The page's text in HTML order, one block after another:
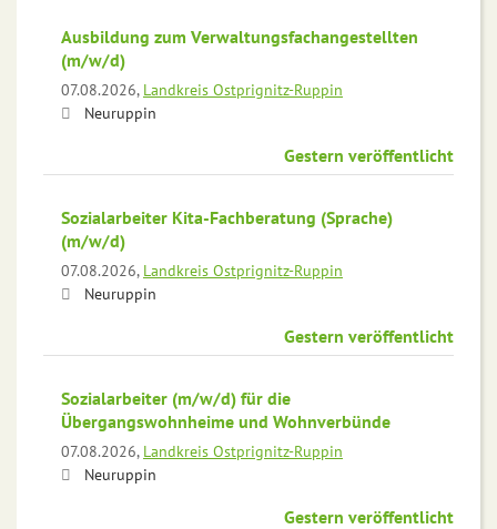
Ausbildung zum Verwaltungsfachangestellten
(m/w/d)
07.08.2026, Landkreis Ostprignitz-Ruppin
Neuruppin
Gestern veröffentlicht
Sozialarbeiter Kita-Fachberatung (Sprache)
(m/w/d)
07.08.2026, Landkreis Ostprignitz-Ruppin
Neuruppin
Gestern veröffentlicht
Sozialarbeiter (m/w/d) für die
Übergangswohnheime und Wohnverbünde
07.08.2026, Landkreis Ostprignitz-Ruppin
Neuruppin
Gestern veröffentlicht